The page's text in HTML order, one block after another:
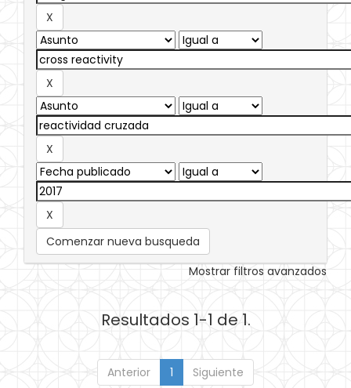
Comenzar nueva busqueda
Mostrar filtros avanzados
Resultados 1-1 de 1.
Anterior 1 Siguiente